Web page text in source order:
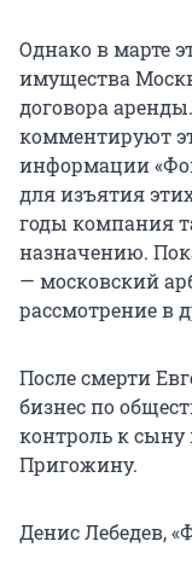
Однако в марте
имущества
договора
комментируют
информации
для изъятия
годы компания
назначению.
— московский
рассмотрение в
После смерти
бизнес по
контроль к
Пригожину.
Денис Лебедев,